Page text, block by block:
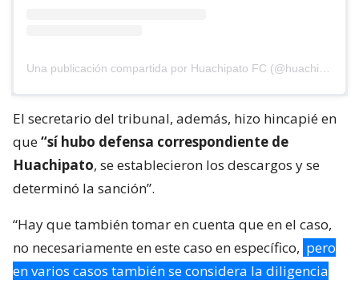
Una publicación compartida por Huachipato FC (@huachipato_fc)
El secretario del tribunal, además, hizo hincapié en
que“sí hubo defensa correspondiente de
Huachipato, se establecieron los descargos y se
determinó la sanción”.
“Hay que también tomar en cuenta que en el caso,
no necesariamente en este caso en específico, pero
en varios casos también se considera la diligencia